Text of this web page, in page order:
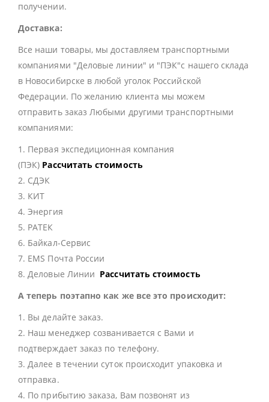
получении.
Доставка:
Все наши товары, мы доставляем транспортными
компаниями "Деловые линии" и "ПЭК"с нашего склада
в Новосибирске в любой уголок Российской
Федерации. По желанию клиента мы можем
отправить заказ Любыми другими транспортными
компаниями:
1. Первая экспедиционная компания
(ПЭК) Рассчитать стоимость
2. СДЭК
3. КИТ
4. Энергия
5. РАТЕК
6. Байкал-Сервис
7. EMS Почта России
8. Деловые Линии Рассчитать стоимость
А теперь поэтапно как же все это происходит:
1. Вы делайте заказ.
2. Наш менеджер созванивается с Вами и
подтверждает заказ по телефону.
3. Далее в течении суток происходит упаковка и
отправка.
4. По прибытию заказа, Вам позвонят из